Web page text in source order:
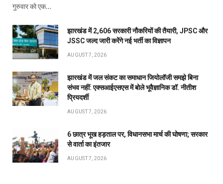
गुरुवार को एक…
झारखंड में 2,606 सरकारी नौकरियों की तैयारी, JPSC और
JSSC जल्द जारी करेंगे नई भर्ती का विज्ञापन
AUGUST 7, 2026
झारखंड में जल संकट का समाधान जियोलॉजी समझे बिना
संभव नहीं: एक्सआईएसएस में बोले भूवैज्ञानिक डॉ. नीतीश
प्रियदर्शी
AUGUST 7, 2026
6 छात्र भूख हड़ताल पर, विधानसभा मार्च की घोषणा; सरकार
से वार्ता का इंतजार
AUGUST 7, 2026